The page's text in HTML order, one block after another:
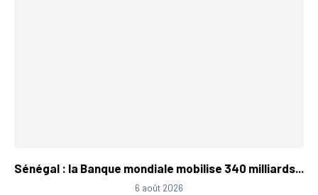
Sénégal : la Banque mondiale mobilise 340 milliards...
6 août 2026